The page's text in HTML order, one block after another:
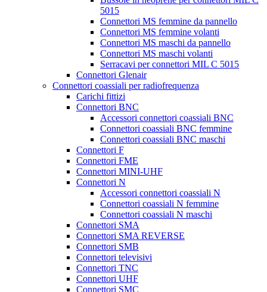
5015
Connettori MS femmine da pannello
Connettori MS femmine volanti
Connettori MS maschi da pannello
Connettori MS maschi volanti
Serracavi per connettori MIL C 5015
Connettori Glenair
Connettori coassiali per radiofrequenza
Carichi fittizi
Connettori BNC
Accessori connettori coassiali BNC
Connettori coassiali BNC femmine
Connettori coassiali BNC maschi
Connettori F
Connettori FME
Connettori MINI-UHF
Connettori N
Accessori connettori coassiali N
Connettori coassiali N femmine
Connettori coassiali N maschi
Connettori SMA
Connettori SMA REVERSE
Connettori SMB
Connettori televisivi
Connettori TNC
Connettori UHF
Connettori SMC